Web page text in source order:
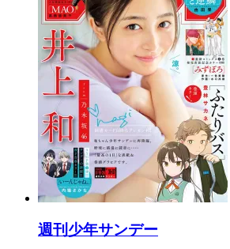
週刊少年サンデー